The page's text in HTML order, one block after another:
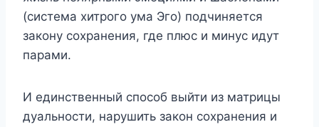
(система хитрого ума Эго) подчиняется
закону сохранения, где плюс и минус идут
парами.
И единственный способ выйти из матрицы
дуальности, нарушить закон сохранения и